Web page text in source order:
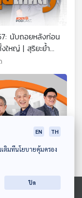
นับถอยหลังก่อน
ใหญ่ | สุริยะย้ำ
านมันดู | การเมือง
อนเดิมเศรษฐกิจไม่
ยวกับงบแผ่นดิน|
EN TH
เติมที่นโยบายคุ้มครอง
ปิด